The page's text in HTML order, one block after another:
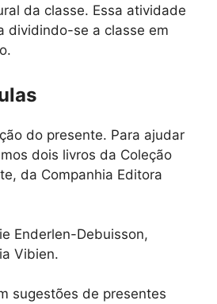
da classe. Essa atividade
dividindo-se a classe em
do presente. Para ajudar
dois livros da Coleção
da Companhia Editora
Enderlen-Debuisson,
Vibien.
sugestões de presentes